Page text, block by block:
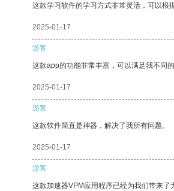
这款学习软件的学习方式非常灵活，可以根
2025-01-17
游客
这款app的功能非常丰富，可以满足我不同的
2025-01-17
游客
这款软件简直是神器，解决了我所有问题。
2025-01-17
游客
这款加速器VPM应用程序已经为我们带来了